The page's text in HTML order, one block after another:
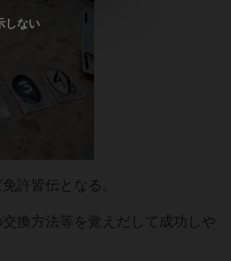
許皆伝となる。
換方法等を覚えだして成功しや
しない